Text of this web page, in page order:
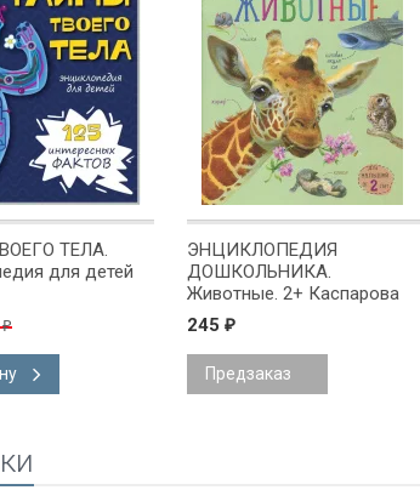
ТЕЛА.
для детей
₽
ЭНЦИКЛОПЕДИЯ
ДОШКОЛЬНИКА.
Животные. 2+ Каспарова
Юлия Вадимовна
245 ₽
Предзаказ